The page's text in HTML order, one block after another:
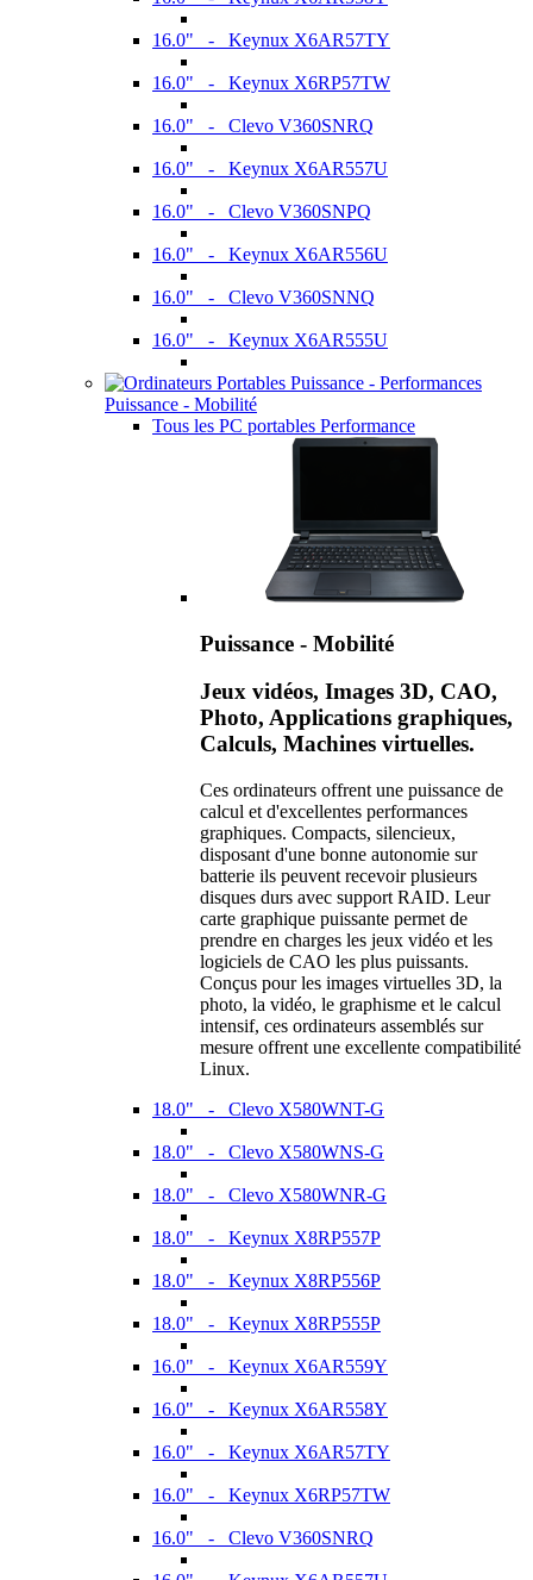
16.0" - Keynux X6AR57TY
16.0" - Keynux X6RP57TW
16.0" - Clevo V360SNRQ
16.0" - Keynux X6AR557U
16.0" - Clevo V360SNPQ
16.0" - Keynux X6AR556U
16.0" - Clevo V360SNNQ
16.0" - Keynux X6AR555U
Puissance - Mobilité
Tous les PC portables Performance
Puissance - Mobilité
Jeux vidéos, Images 3D, CAO,
Photo, Applications graphiques,
Calculs, Machines virtuelles.
Ces ordinateurs offrent une puissance de
calcul et d'excellentes performances
graphiques. Compacts, silencieux,
disposant d'une bonne autonomie sur
batterie ils peuvent recevoir plusieurs
disques durs avec support RAID. Leur
carte graphique puissante permet de
prendre en charges les jeux vidéo et les
logiciels de CAO les plus puissants.
Conçus pour les images virtuelles 3D, la
photo, la vidéo, le graphisme et le calcul
intensif, ces ordinateurs assemblés sur
mesure offrent une excellente compatibilité
Linux.
18.0" - Clevo X580WNT-G
18.0" - Clevo X580WNS-G
18.0" - Clevo X580WNR-G
18.0" - Keynux X8RP557P
18.0" - Keynux X8RP556P
18.0" - Keynux X8RP555P
16.0" - Keynux X6AR559Y
16.0" - Keynux X6AR558Y
16.0" - Keynux X6AR57TY
16.0" - Keynux X6RP57TW
16.0" - Clevo V360SNRQ